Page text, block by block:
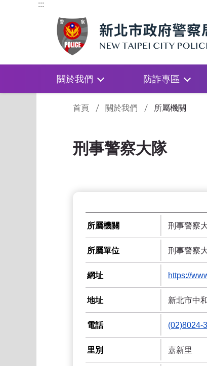
:::
關於我們 防詐專區
首頁
關於我們 所屬機關
刑事警察大隊
所屬機關 刑事警察
所屬單位 刑事警察
網址 https://
地址 新北市中
電話 (02)8024-
里別 嘉新里